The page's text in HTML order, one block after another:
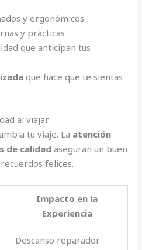
y ergonómicos
y prácticas
que anticipan tus
que hace que te sientas
al viajar
tu viaje. La atención
de calidad aseguran un buen
felices.
Impacto en la
Experiencia
Descanso reparador